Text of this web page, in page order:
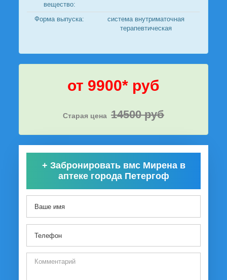
вещество:
Форма выпуска:
система внутриматочная
терапевтическая
от 9900* руб
Старая цена 14500 руб
+ Забронировать вмс Мирена в
аптеке города Петергоф